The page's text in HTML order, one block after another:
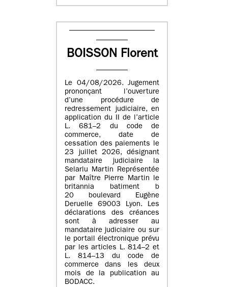
BOISSON Florent
Le 04/08/2026. Jugement
prononçant l’ouverture
d’une procédure de
redressement judiciaire, en
application du II de l’article
L. 681–2 du code de
commerce, date de
cessation des paiements le
23 juillet 2026, désignant
mandataire judiciaire la
Selarlu Martin Représentée
par Maître Pierre Martin le
britannia batiment b
20 boulevard Eugène
Deruelle 69003 Lyon. Les
déclarations des créances
sont à adresser au
mandataire judiciaire ou sur
le portail électronique prévu
par les articles L. 814–2 et
L. 814–13 du code de
commerce dans les deux
mois de la publication au
BODACC.